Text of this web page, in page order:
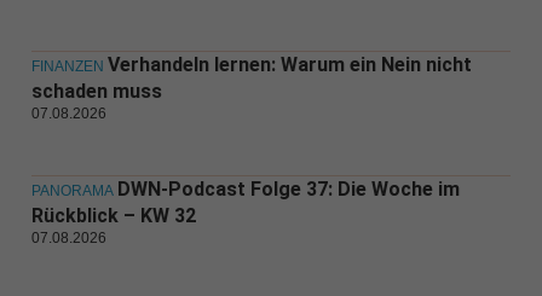
FINANZEN Verhandeln lernen: Warum ein Nein nicht
schaden muss
07.08.2026
PANORAMA DWN-Podcast Folge 37: Die Woche im
Rückblick – KW 32
07.08.2026